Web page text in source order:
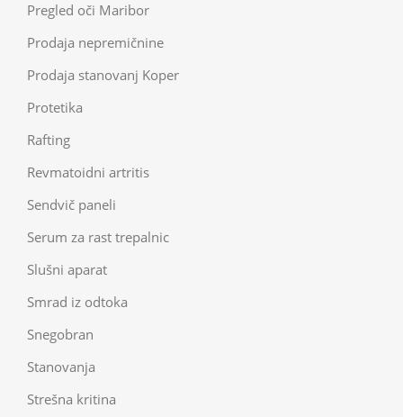
Pregled oči Maribor
Prodaja nepremičnine
Prodaja stanovanj Koper
Protetika
Rafting
Revmatoidni artritis
Sendvič paneli
Serum za rast trepalnic
Slušni aparat
Smrad iz odtoka
Snegobran
Stanovanja
Strešna kritina